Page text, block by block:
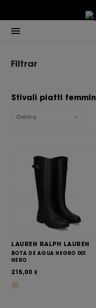
Stivali piatti
Ordina
LAUREN RALPH LAUREN
BOTA DE AGUA NEGRO 001
NERO
215,00 €
Filtrar